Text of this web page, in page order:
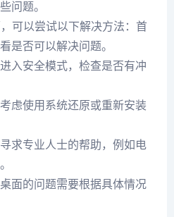
问题。
可以尝试以下解决方法：首
是否可以解决问题。
入安全模式，检查是否有冲
虑使用系统还原或重新安装
求专业人士的帮助，例如电
面的问题需要根据具体情况